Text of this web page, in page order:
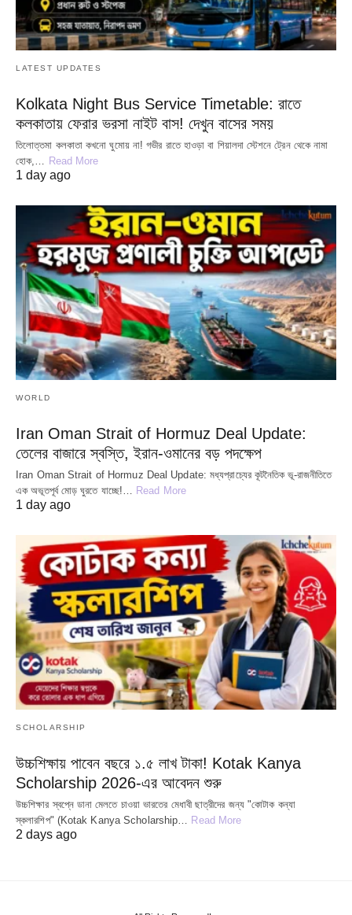
LATEST UPDATES
Kolkata Night Bus Service Timetable: রাতে
কলকাতায় ফেরার ভরসা নাইট বাস! দেখুন বাসের সময়
তিলোত্তমা কলকাতা কখনো ঘুমোয় না! গভীর রাতে হাওড়া বা শিয়ালদা স্টেশনে ট্রেন থেকে নামা
হোক,… Read More
1 day ago
WORLD
Iran Oman Strait of Hormuz Deal Update:
তেলের বাজারে স্বস্তি, ইরান-ওমানের বড় পদক্ষেপ
Iran Oman Strait of Hormuz Deal Update: মধ্যপ্রাচ্যের কূটনৈতিক ভূ-রাজনীতিতে
এক অভূতপূর্ব মোড় ঘুরতে যাচ্ছে!…
Read More
1 day ago
SCHOLARSHIP
উচ্চশিক্ষায় পাবেন বছরে ১.৫ লাখ টাকা! Kotak Kanya
Scholarship 2026-এর আবেদন শুরু
উচ্চশিক্ষার স্বপ্নে ডানা মেলতে চাওয়া ভারতের মেধাবী ছাত্রীদের জন্য "কোটাক কন্যা
স্কলারশিপ" (Kotak Kanya Scholarship… Read More
2 days ago